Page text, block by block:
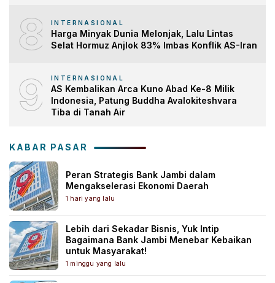
8 INTERNASIONAL
Harga Minyak Dunia Melonjak, Lalu Lintas
Selat Hormuz Anjlok 83% Imbas Konflik AS-Iran
9 INTERNASIONAL
AS Kembalikan Arca Kuno Abad Ke-8 Milik
Indonesia, Patung Buddha Avalokiteshvara
Tiba di Tanah Air
KABAR PASAR
Peran Strategis Bank Jambi dalam
Mengakselerasi Ekonomi Daerah
1 hari yang lalu
Lebih dari Sekadar Bisnis, Yuk Intip
Bagaimana Bank Jambi Menebar Kebaikan
untuk Masyarakat!
1 minggu yang lalu